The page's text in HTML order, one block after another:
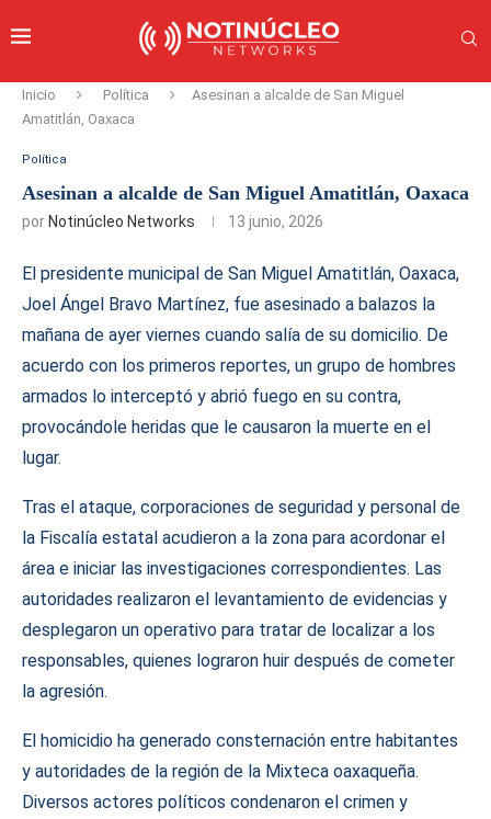
Inicio Política
Asesinan a alcalde de San Miguel
Amatitlán, Oaxaca
Política
Asesinan a alcalde de San Miguel Amatitlán, Oaxaca
por Notinúcleo Networks 13 junio, 2026
El presidente municipal de San Miguel Amatitlán, Oaxaca,
Joel Ángel Bravo Martínez, fue asesinado a balazos la
mañana de ayer viernes cuando salía de su domicilio. De
acuerdo con los primeros reportes, un grupo de hombres
armados lo interceptó y abrió fuego en su contra,
provocándole heridas que le causaron la muerte en el
lugar.
Tras el ataque, corporaciones de seguridad y personal de
la Fiscalía estatal acudieron a la zona para acordonar el
área e iniciar las investigaciones correspondientes. Las
autoridades realizaron el levantamiento de evidencias y
desplegaron un operativo para tratar de localizar a los
responsables, quienes lograron huir después de cometer
la agresión.
El homicidio ha generado consternación entre habitantes
y autoridades de la región de la Mixteca oaxaqueña.
Diversos actores políticos condenaron el crimen y